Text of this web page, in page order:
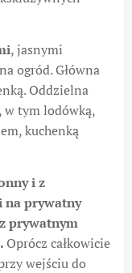
, jasnymi
ogród. Główna
Oddzielna
w tym lodówką,
kuchenką
i z
na prywatny
prywatnym
Oprócz całkowicie
wejściu do